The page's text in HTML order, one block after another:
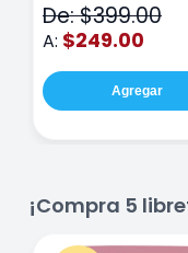
De: $399.00
A: $249.00
Agregar
¡Compra 5